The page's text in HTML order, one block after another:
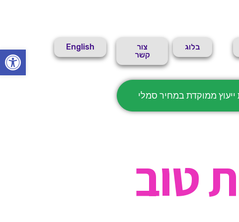
פתח בלוג
צור
קשר
English
ייעוץ ממוקדת במחיר סמלי
טוב